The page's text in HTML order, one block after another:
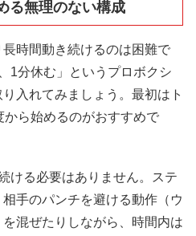
る無理のない構成
時間動き続けるのは困難で
1分休む」というプロボクシ
入れてみましょう。最初はト
ら始めるのがおすすめで
ける必要はありません。ステ
手のパンチを避ける動作（ウ
混ぜたりしながら、時間内は